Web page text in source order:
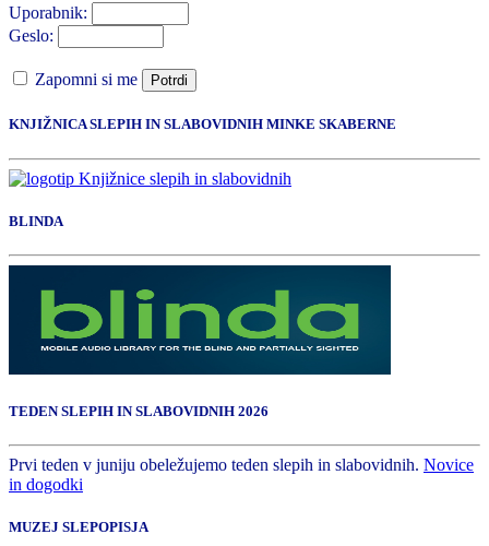
Uporabnik:
Geslo:
Zapomni si me Potrdi
KNJIŽNICA SLEPIH IN SLABOVIDNIH MINKE SKABERNE
BLINDA
TEDEN SLEPIH IN SLABOVIDNIH 2026
Prvi teden v juniju obeležujemo teden slepih in slabovidnih. Novice
in dogodki
MUZEJ SLEPOPISJA